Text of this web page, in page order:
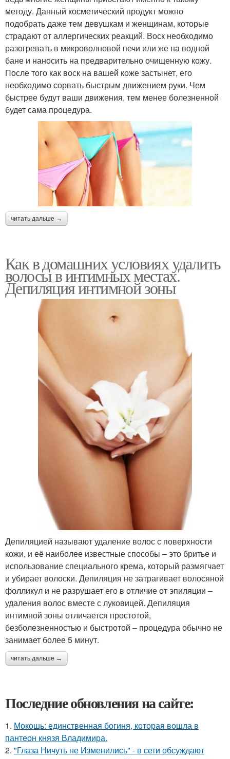
методу. Данный косметический продукт можно
подобрать даже тем девушкам и женщинам, которые
страдают от аллергических реакций. Воск необходимо
разогревать в микроволновой печи или же на водной
бане и наносить на предварительно очищенную кожу.
После того как воск на вашей коже застынет, его
необходимо сорвать быстрым движением руки. Чем
быстрее будут ваши движения, тем менее болезненной
будет сама процедура.
читать дальше →
Как в домашних условиях удалить
волосы в интимных местах.
Депиляция интимной зоны
Депиляцией называют удаление волос с поверхности
кожи, и её наиболее известные способы – это бритье и
использование специального крема, который размягчает
и убирает волоски. Депиляция не затрагивает волосяной
фолликул и не разрушает его в отличие от эпиляции –
удаления волос вместе с луковицей. Депиляция
интимной зоны отличается простотой,
безболезненностью и быстротой – процедура обычно не
занимает более 5 минут.
читать дальше →
Последние обновления на сайте:
1. Мокошь: единственная богиня, которая вошла в
пантеон князя Владимира.
2. "Глаза Ничуть не Изменились" - в сети обсуждают